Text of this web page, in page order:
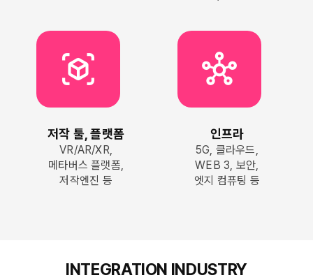
view_in_ar
저작 툴, 플랫폼
VR/AR/XR,
메타버스 플랫폼,
저작엔진 등
hub
인프라
5G, 클라우드,
WEB 3, 보안,
엣지 컴퓨팅 등
INTEGRATION INDUSTRY